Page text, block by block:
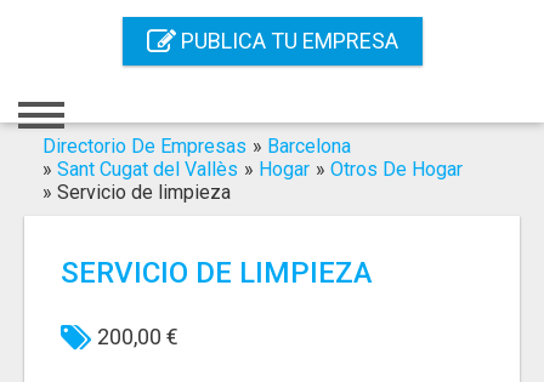
PUBLICA TU EMPRESA
Registro
Contacto
Directorio De Empresas » Barcelona
» Sant Cugat del Vallès » Hogar » Otros De Hogar
» Servicio de limpieza
SERVICIO DE LIMPIEZA
200,00 €